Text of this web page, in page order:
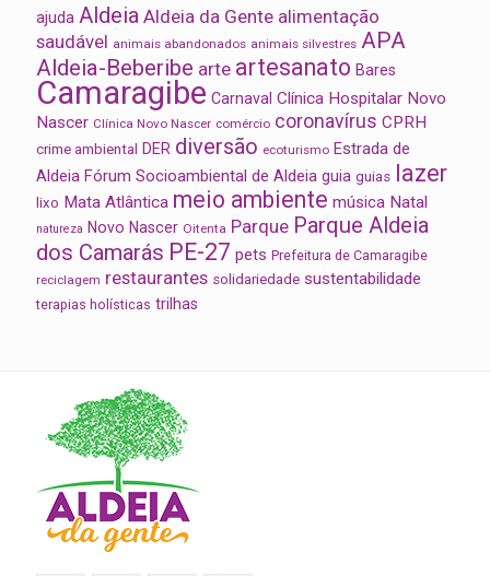
ajuda Aldeia Aldeia da Gente alimentação
saudável animais abandonados animais silvestres APA
Aldeia-Beberibe arte artesanato Bares
Camaragibe Carnaval Clínica Hospitalar Novo
Nascer Clínica Novo Nascer comércio coronavírus CPRH
crime ambiental DER diversão ecoturismo Estrada de
Aldeia Fórum Socioambiental de Aldeia guia guias lazer
lixo Mata Atlântica meio ambiente música Natal
natureza Novo Nascer Oitenta Parque Parque Aldeia
dos Camarás PE-27 pets Prefeitura de Camaragibe
reciclagem restaurantes solidariedade sustentabilidade
terapias holísticas trilhas